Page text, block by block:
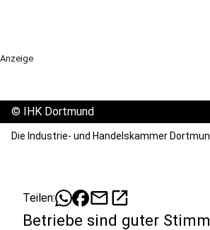
Anzeige
© IHK Dortmund
Die Industrie- und Handelskammer
Teilen: mailopen_in_new
Betriebe sind guter